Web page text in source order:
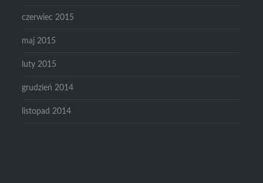
czerwiec 2015
maj 2015
luty 2015
grudzień 2014
listopad 2014